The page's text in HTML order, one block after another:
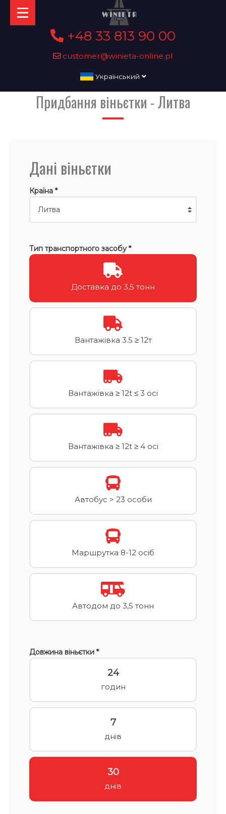
+48 33 813 90 00
customer@winieta-online.pl
Український
Придбання віньєтки - Литва
Дані віньєтки
Країна *
Тип транспортного засобу *
Доставка до 3,5 тонн
Вантажівка 3.5 ≥ 12т
Вантажівка ≥ 12t ≤ 3 осі
Вантажівка ≥ 12t ≥ 4 осі
Автобус > 23 особи
Маршрутка 8-12 осіб
Автодом до 3,5 тонн
Довжина віньєтки *
24
годин
7
днів
30
днів